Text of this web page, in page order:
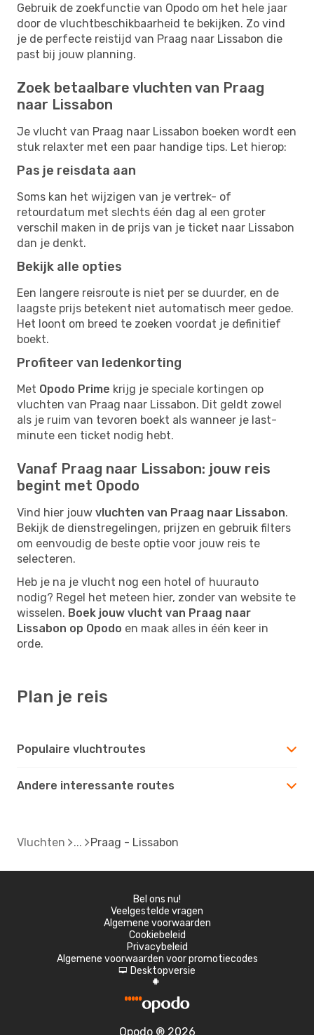
Gebruik de zoekfunctie van Opodo om het hele jaar
door de vluchtbeschikbaarheid te bekijken. Zo vind
je de perfecte reistijd van Praag naar Lissabon die
past bij jouw planning.
Zoek betaalbare vluchten van Praag
naar Lissabon
Je vlucht van Praag naar Lissabon boeken wordt een
stuk relaxter met een paar handige tips. Let hierop:
Pas je reisdata aan
Soms kan het wijzigen van je vertrek- of
retourdatum met slechts één dag al een groter
verschil maken in de prijs van je ticket naar Lissabon
dan je denkt.
Bekijk alle opties
Een langere reisroute is niet per se duurder, en de
laagste prijs betekent niet automatisch meer gedoe.
Het loont om breed te zoeken voordat je definitief
boekt.
Profiteer van ledenkorting
Met Opodo Prime krijg je speciale kortingen op
vluchten van Praag naar Lissabon. Dit geldt zowel
als je ruim van tevoren boekt als wanneer je last-
minute een ticket nodig hebt.
Vanaf Praag naar Lissabon: jouw reis
begint met Opodo
Vind hier jouw vluchten van Praag naar Lissabon.
Bekijk de dienstregelingen, prijzen en gebruik filters
om eenvoudig de beste optie voor jouw reis te
selecteren.
Heb je na je vlucht nog een hotel of huurauto
nodig? Regel het meteen hier, zonder van website te
wisselen. Boek jouw vlucht van Praag naar
Lissabon op Opodo en maak alles in één keer in
orde.
Plan je reis
Populaire vluchtroutes
Andere interessante routes
Vluchten Praag - Lissabon
Bel ons nu!
Veelgestelde vragen
Algemene voorwaarden
Cookiebeleid
Privacybeleid
Algemene voorwaarden voor promotiecodes
d Desktopversie
A
Opodo ® 2026